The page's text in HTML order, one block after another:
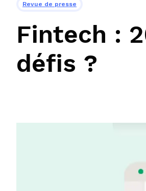
Revue de presse
Fintech :
défis ?